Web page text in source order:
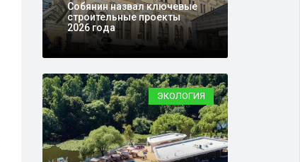
Собянин назвал ключевые
строительные проекты
2026 года
ЭКОЛОГИЯ